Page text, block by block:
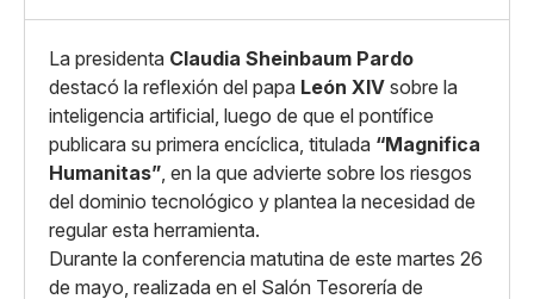
Copiar enlace
La presidenta Claudia Sheinbaum Pardo
destacó la reflexión del papa León XIV sobre la
inteligencia artificial, luego de que el pontífice
publicara su primera encíclica, titulada “Magnifica
Humanitas”, en la que advierte sobre los riesgos
del dominio tecnológico y plantea la necesidad de
regular esta herramienta.
Durante la conferencia matutina de este martes 26
de mayo, realizada en el Salón Tesorería de